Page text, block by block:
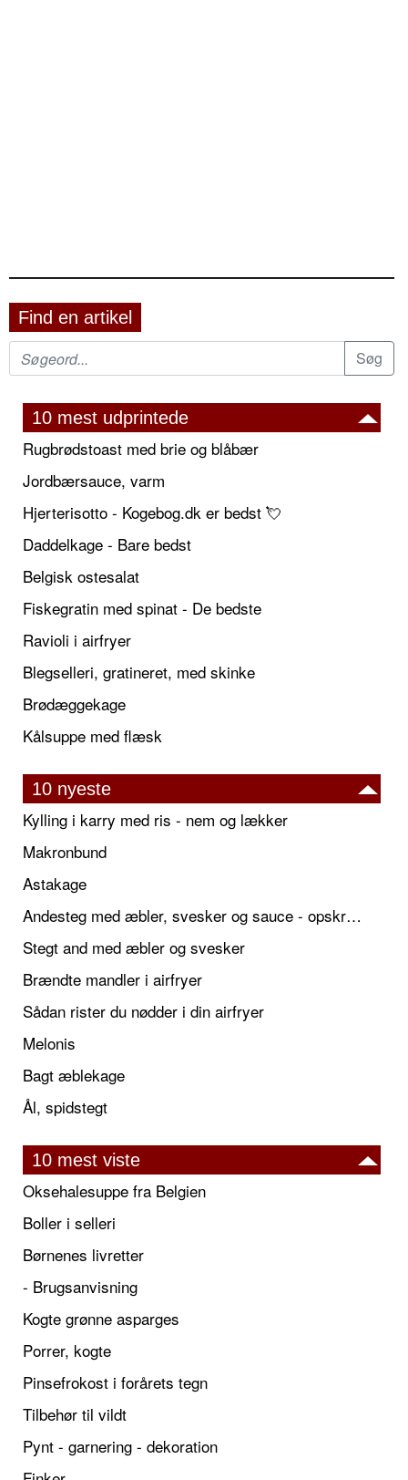
Find en artikel
10 mest udprintede
Rugbrødstoast med brie og blåbær
Jordbærsauce, varm
Hjerterisotto - Kogebog.dk er bedst 💘
Daddelkage - Bare bedst
Belgisk ostesalat
Fiskegratin med spinat - De bedste
Ravioli i airfryer
Blegselleri, gratineret, med skinke
Brødæggekage
Kålsuppe med flæsk
10 nyeste
Kylling i karry med ris - nem og lækker
Makronbund
Astakage
Andesteg med æbler, svesker og sauce - opskrift også til jul
Stegt and med æbler og svesker
Brændte mandler i airfryer
Sådan rister du nødder i din airfryer
Melonis
Bagt æblekage
Ål, spidstegt
10 mest viste
Oksehalesuppe fra Belgien
Boller i selleri
Børnenes livretter
- Brugsanvisning
Kogte grønne asparges
Porrer, kogte
Pinsefrokost i forårets tegn
Tilbehør til vildt
Pynt - garnering - dekoration